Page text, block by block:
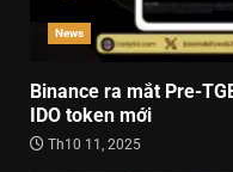
News
Binance ra mắt Pre-
IDO token mới
Th10 11, 2025